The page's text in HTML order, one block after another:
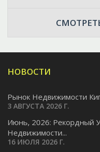
НОВОСТИ
Рынок Недвижимости
3 АВГУСТА 2026 Г.
Июнь, 2026: Рекордный
Недвижимости...
16 ИЮЛЯ 2026 Г.